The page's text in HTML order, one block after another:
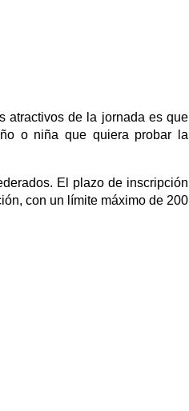
atractivos de la jornada es que
o niña que quiera probar la
El plazo de inscripción
con un límite máximo de 200